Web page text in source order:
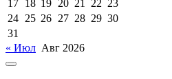
17 18 19 20 21 22 23
24 25 26 27 28 29 30
31
« Июл Авг 2026